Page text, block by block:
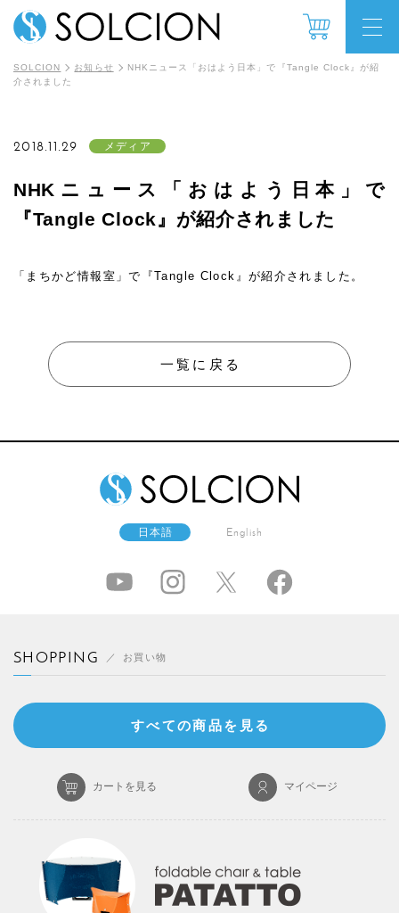
SOLCION お知らせ
NHKニュース「おはよう日本」で『Tangle Clock』が紹
介されました
NHKニュース「おはよう日本」で
『Tangle Clock』が紹介されました
2018.11.29 メディア
「まちかど情報室」で『Tangle Clock』が紹介されました。
一覧に戻る
日本語 English
SHOPPING お買い物
すべての商品を見る
カートを見る マイページ